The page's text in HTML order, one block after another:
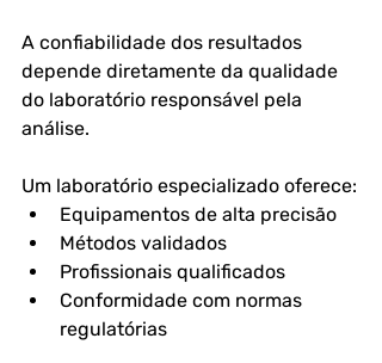
A confiabilidade dos resultados
depende diretamente da qualidade
do laboratório responsável pela
análise.
Um laboratório especializado oferece:
Equipamentos de alta precisão
Métodos validados
Profissionais qualificados
Conformidade com normas
regulatórias